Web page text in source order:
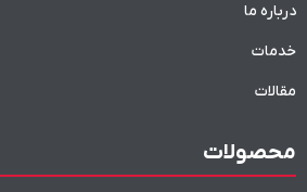
درباره ما
خدمات
مقالات
محصولات